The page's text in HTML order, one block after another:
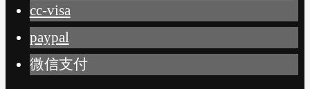
cc-visa
paypal
微信支付